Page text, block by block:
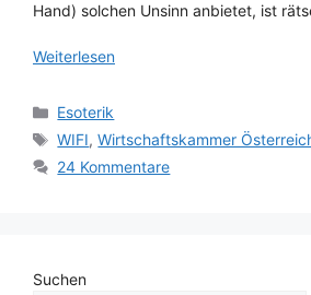
Hand) solchen Unsinn anbietet, ist
Weiterlesen
Kategorien
Esoterik
Schlagwörter
WIFI,Wirtschaftskammer
24 Kommentare
Suchen